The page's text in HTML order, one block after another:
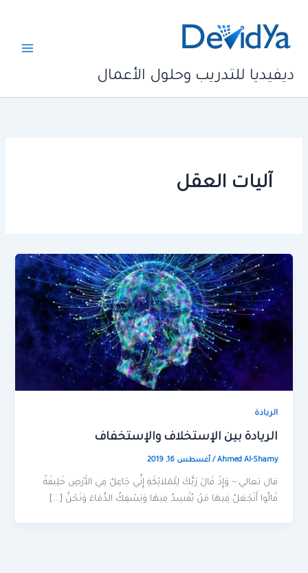
المحتوى
ديفيديا للتدريب وحلول الأعمال
آليات العقل
الريادة
الريادة بين الإستخلاف والإستخفاف
Ahmed Al-Shamy
/أغسطس 16, 2019
قال تعالي:~ وَإِذْ قَالَ رَبُّكَ لِلْمَلائِكَةِ إِنِّي جَاعِلٌ فِي الأَرْضِ خَلِيفَةً
قَالُوا أَتَجْعَلُ فِيهَا مَنْ يُفْسِدُ فِيهَا وَيَسْفِكُ الدِّمَاءَ وَنَحْنُ […]